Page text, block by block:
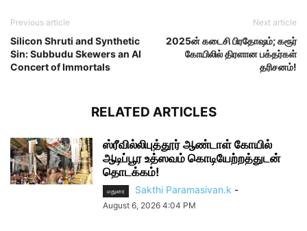
Previous article
Silicon Shruti and Synthetic
Sin: Subbudu Skewers an AI
Concert of Immortals
Next article
2025ன் கடைசி பிரதோஷம்; கரூர்
கோயிலில் திரளான பக்தர்கள்
தரிசனம்!
RELATED ARTICLES
ஸ்ரீவில்லிபுத்தூர் ஆண்டாள் கோயில்
ஆடிப்பூர உத்ஸவம் கொடியேற்றத்துடன்
தொடக்கம்!
மதுரை Sakthi Paramasivan.k -
August 6, 2026 4:04 PM